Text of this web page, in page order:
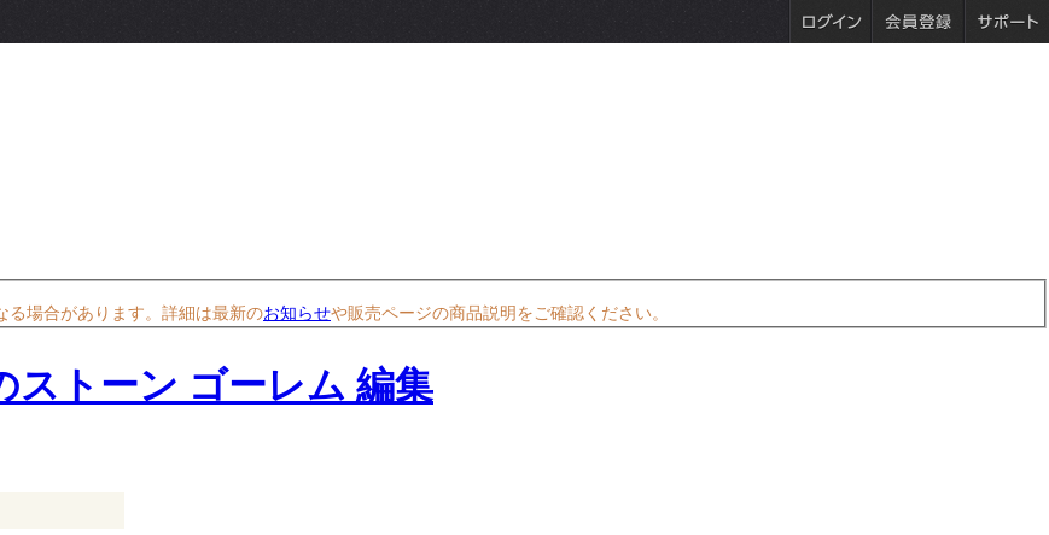
場合があります。詳細は最新のお知らせや販売ページの商品説明をご確認ください。